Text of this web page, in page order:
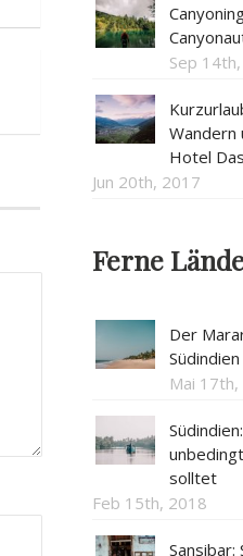
Sep
Wandern
Hotel
Jun 20th, 2017
Ferne
Der
Südindien
Mai
solltet
Feb 15th, 2018
Sansibar: